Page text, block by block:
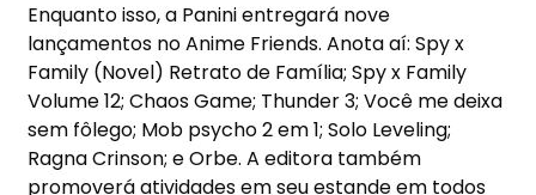
Enquanto isso, a Panini entregará nove
lançamentos no Anime Friends. Anota aí: Spy x
Family (Novel) Retrato de Família; Spy x Family
Volume 12; Chaos Game; Thunder 3; Você me deixa
sem fôlego; Mob psycho 2 em 1; Solo Leveling;
Ragna Crinson; e Orbe. A editora também
promoverá atividades em seu estande em todos